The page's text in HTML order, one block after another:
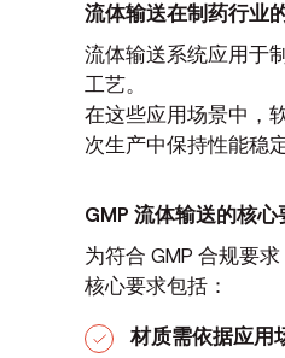
流体输送在制药行业
流体输送系统应用于
工艺。
在这些应用场景中，
次生产中保持性能稳定
GMP 流体输送的核心
为符合 GMP 合规要
核心要求包括：
材质需依据应用